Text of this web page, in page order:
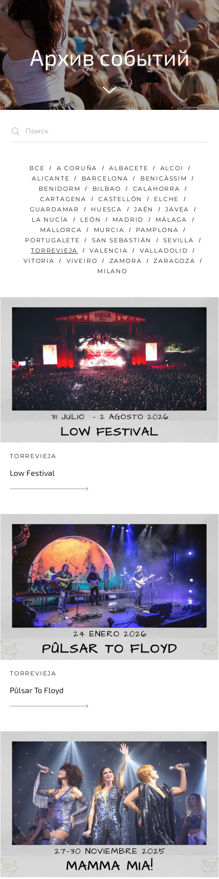
Архив событий
ВСЕ A CORUÑA ALBACETE
ALCOI
ALICANTE
BARCELONA
BENICÀSSIM
BENIDORM
BILBAO
CALAHORRA
CARTAGENA
CASTELLÓN
ELCHE
GUARDAMAR
HUESCA JAÉN
JÁVEA
LA NUCÍA
LEÓN MADRID
MÁLAGA
MALLORCA
MURCIA
PAMPLONA
PORTUGALETE
SAN SEBASTIÁN
SEVILLA
TORREVIEJA
VALENCIA
VALLADOLID
VITORIA
VIVEIRO ZAMORA
ZARAGOZA
MILANO
TORREVIEJA
Low Festival
TORREVIEJA
Pûlsar To Floyd